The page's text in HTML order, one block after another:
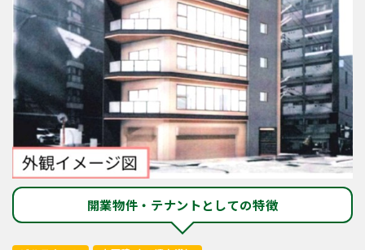
開業物件・テナントとしての特徴